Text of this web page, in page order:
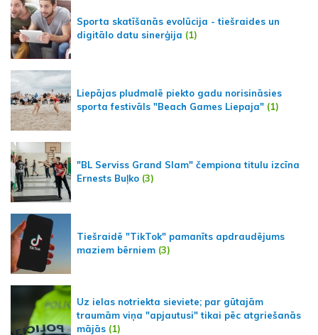
Sporta skatīšanās evolūcija - tiešraides un
digitālo datu sinerģija (1)
Liepājas pludmalē piekto gadu norisināsies
sporta festivāls "Beach Games Liepaja" (1)
"BL Serviss Grand Slam" čempiona titulu izcīna
Ernests Buļko (3)
Tiešraidē "TikTok" pamanīts apdraudējums
maziem bērniem (3)
Uz ielas notriekta sieviete; par gūtajām
traumām viņa "apjautusi" tikai pēc atgriešanās
mājās (1)